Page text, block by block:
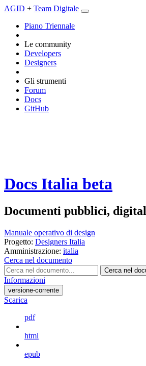
AGID + Team Digitale
Piano Triennale
Le community
Developers
Designers
Gli strumenti
Forum
Docs
GitHub
Docs Italia beta
Documenti pubblici,
Manuale operativo di design
Progetto: Designers Italia
Amministrazione: italia
Cerca nel documento
Cerca nel
Informazioni
versione-corrente
Scarica
pdf
html
epub